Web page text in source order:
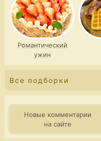
Романтический
ужин
Все подборки
Новые комментарии
на сайте